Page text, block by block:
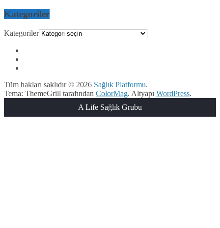
Kategoriler
Kategoriler
Tüm hakları saklıdır © 2026 Sağlık Platformu.
Tema: ThemeGrill tarafından ColorMag. Altyapı WordPress.
A Life Sağlık Grubu